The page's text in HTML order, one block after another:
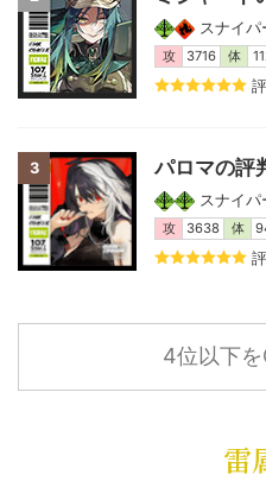
スナイ
攻 3716 体
3 パロマの評
スナイ
攻 3638 体
4位以下
雷